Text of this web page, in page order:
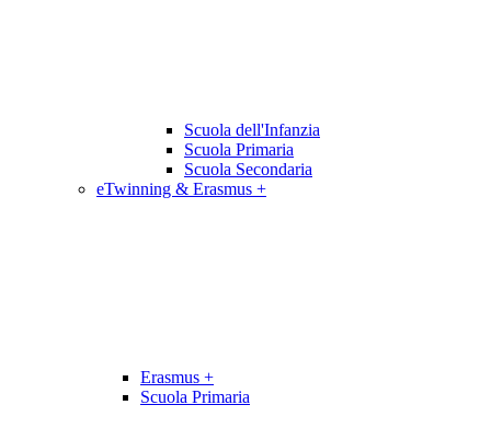
Scuola dell'Infanzia
Scuola Primaria
Scuola Secondaria
eTwinning & Erasmus +
Erasmus +
Scuola Primaria